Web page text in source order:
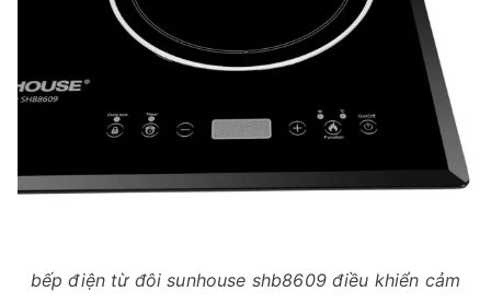
bếp điện từ đôi sunhouse shb8609 điều khiển cảm